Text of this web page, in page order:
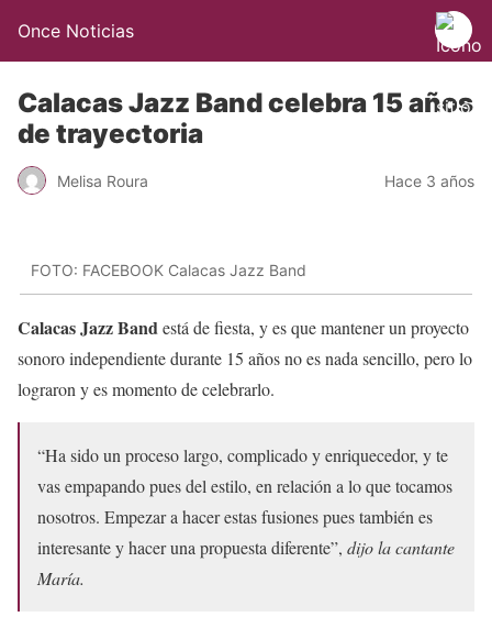
Once Noticias
Calacas Jazz Band celebra 15 años
de trayectoria
Melisa Roura Hace 3 años
FOTO: FACEBOOK Calacas Jazz Band
Calacas Jazz Bandestá de fiesta, y es que mantener un proyecto
sonoro independiente durante 15 años no es nada sencillo, pero lo
lograron y es momento de celebrarlo.
“Ha sido un proceso largo, complicado y enriquecedor, y te
vas empapando pues del estilo, en relación a lo que tocamos
nosotros. Empezar a hacer estas fusiones pues también es
interesante y hacer una propuesta diferente”, dijo la cantante
María.